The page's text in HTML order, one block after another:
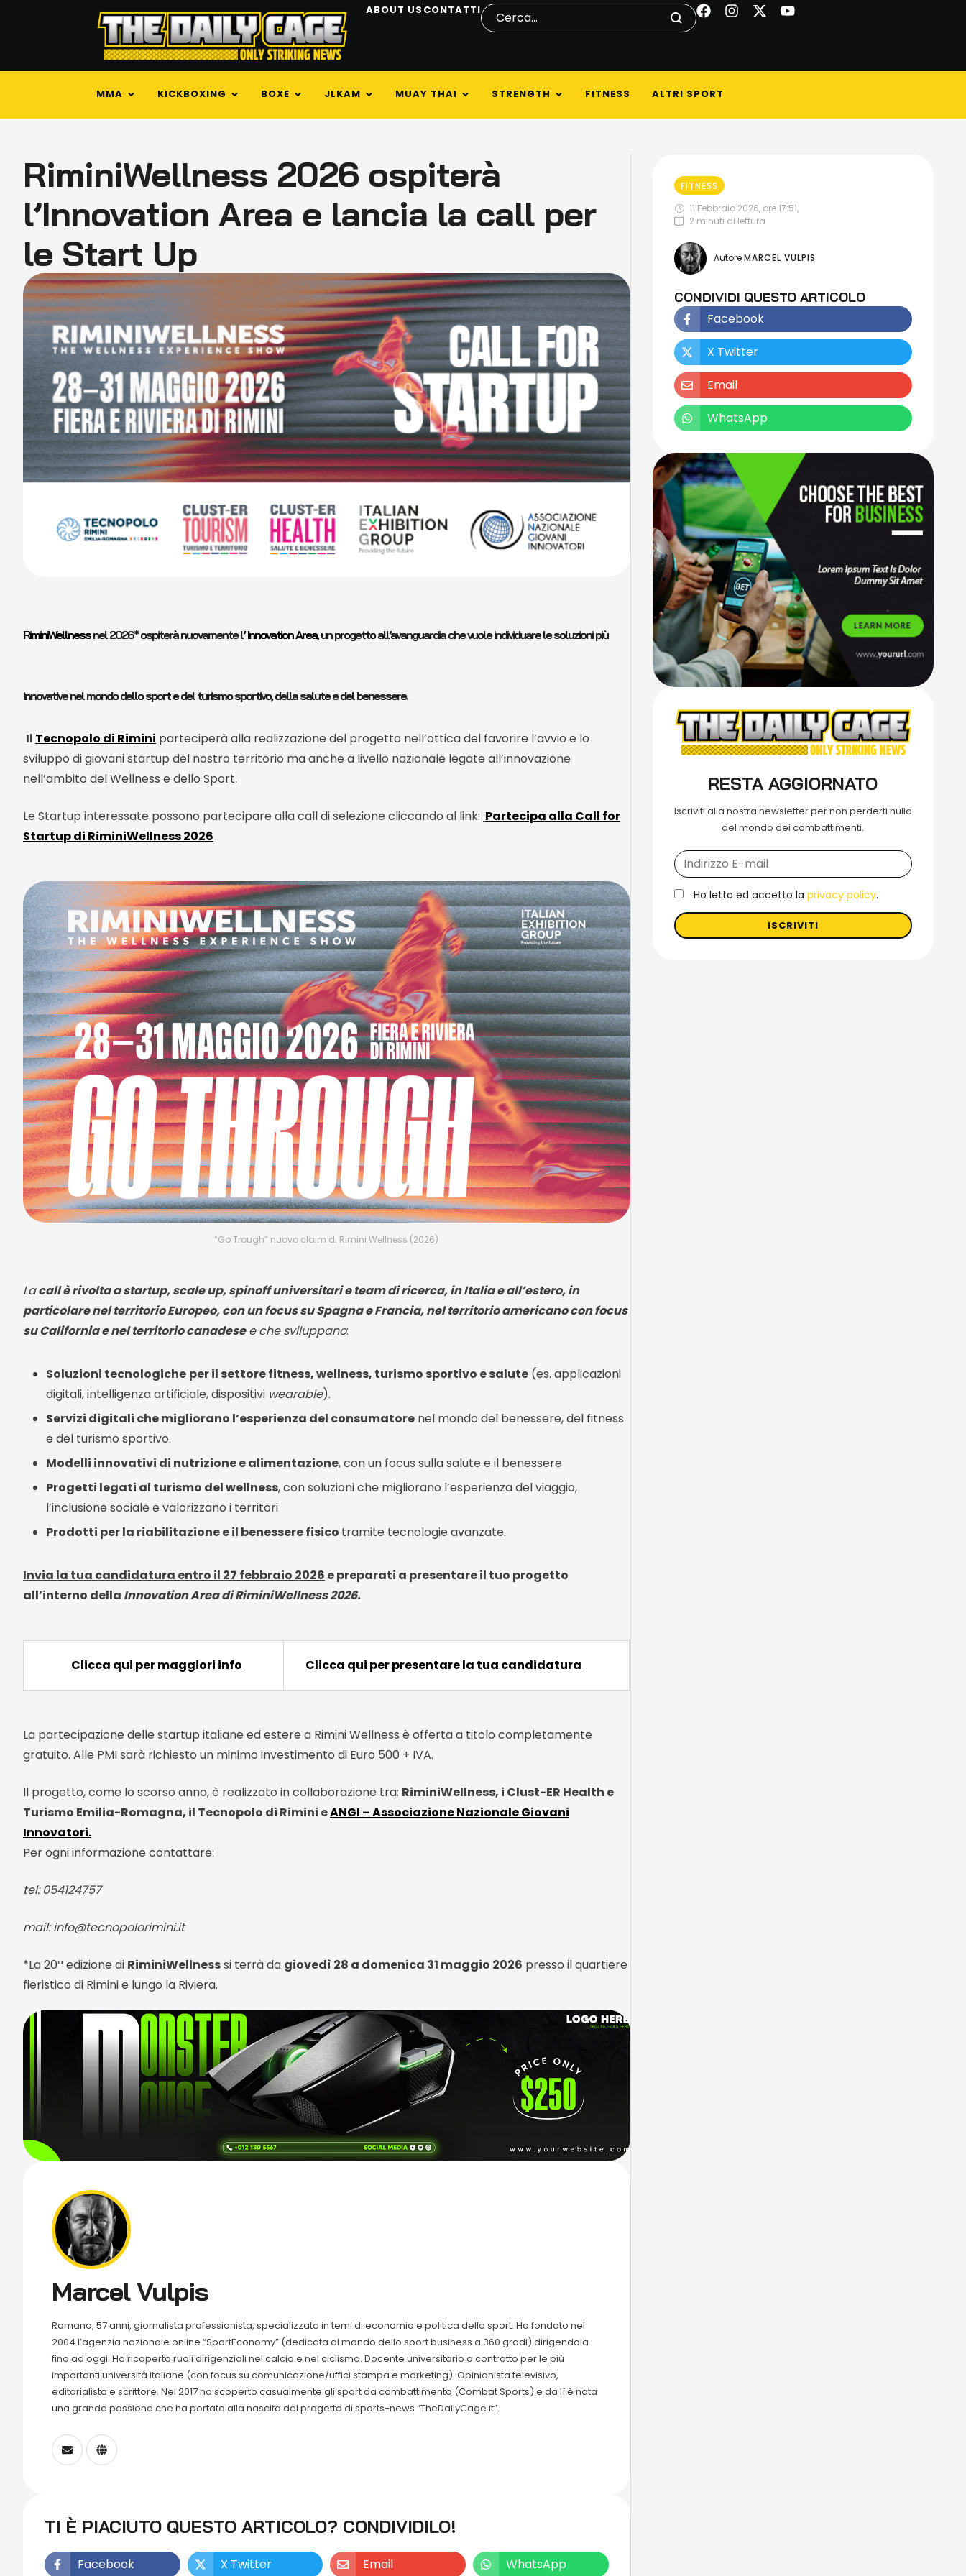
ABOUT US CONTATTI
MMA KICKBOXING BOXE JLKAM MUAY THAI STRENGTH FITNESS ALTRI SPORT
RiminiWellness 2026 ospiterà
l’Innovation Area e lancia la call per
le Start Up
RiminiWellnessnel 2026* ospiterà nuovamente l’Innovation Area, un progetto all’avanguardia che vuole individuare le soluzioni più
innovative nel mondo dello sport e del turismo sportivo, della salute e del benessere.
Il Tecnopolo di Rimini parteciperà alla realizzazione del progetto nell’ottica del favorire l’avvio e lo
sviluppo di giovani startup del nostro territorio ma anche a livello nazionale legate all’innovazione
nell’ambito del Wellness e dello Sport.
Le Startup interessate possono partecipare alla call di selezione cliccando al link: Partecipa alla Call for
Startup di RiminiWellness 2026
“Go Trough” nuovo claim di Rimini Wellness (2026)
Lacall è rivolta a startup, scale up, spinoff universitari e team di ricerca, in Italia e all’estero, in
particolare nel territorio Europeo, con un focus su Spagna e Francia, nel territorio americano con focus
su California e nel territorio canadesee che sviluppano:
Soluzioni tecnologiche per il settore fitness, wellness, turismo sportivo e salute (es. applicazioni
digitali, intelligenza artificiale, dispositivi wearable).
Servizi digitali che migliorano l’esperienza del consumatore nel mondo del benessere, del fitness
e del turismo sportivo.
Modelli innovativi di nutrizione e alimentazione, con un focus sulla salute e il benessere
Progetti legati al turismo del wellness, con soluzioni che migliorano l’esperienza del viaggio,
l’inclusione sociale e valorizzano i territori
Prodotti per la riabilitazione e il benessere fisico tramite tecnologie avanzate.
Invia la tua candidatura entro il 27 febbraio 2026 e preparati a presentare il tuo progetto
all’interno della Innovation Area di RiminiWellness 2026.
Clicca qui per maggiori info Clicca qui per presentare la tua candidatura
La partecipazione delle startup italiane ed estere a Rimini Wellness è offerta a titolo completamente
gratuito. Alle PMI sarà richiesto un minimo investimento di Euro 500 + IVA.
Il progetto, come lo scorso anno, è realizzato in collaborazione tra: RiminiWellness, i Clust-ER Health e
Turismo Emilia-Romagna, il Tecnopolo di Rimini eANGI – Associazione Nazionale Giovani
Innovatori.
Per ogni informazione contattare:
tel: 054124757
mail: info@tecnopolorimini.it
*La 20ª edizione di RiminiWellnesssi terrà da giovedì 28 a domenica 31 maggio 2026 presso il quartiere
fieristico di Rimini e lungo la Riviera.
Marcel Vulpis
Romano, 57 anni, giornalista professionista, specializzato in temi di economia e politica dello sport. Ha fondato nel
2004 l’agenzia nazionale online “SportEconomy” (dedicata al mondo dello sport business a 360 gradi) dirigendola
fino ad oggi. Ha ricoperto ruoli dirigenziali nel calcio e nel ciclismo. Docente universitario a contratto per le più
importanti università italiane (con focus su comunicazione/uffici stampa e marketing). Opinionista televisivo,
editorialista e scrittore. Nel 2017 ha scoperto casualmente gli sport da combattimento (Combat Sports) e da lì è nata
una grande passione che ha portato alla nascita del progetto di sports-news “TheDailyCage.it”.
TI È PIACIUTO QUESTO ARTICOLO? CONDIVIDILO!
Facebook X Twitter Email WhatsApp
FITNESS
11 Febbraio 2026, ore 17:51,
2 minuti di lettura
Autore MARCEL VULPIS
CONDIVIDI QUESTO ARTICOLO
Facebook
X Twitter
Email
WhatsApp
RESTA AGGIORNATO
Iscriviti alla nostra newsletter per non perderti nulla
del mondo dei combattimenti.
Ho letto ed accetto la privacy policy.
ISCRIVITI